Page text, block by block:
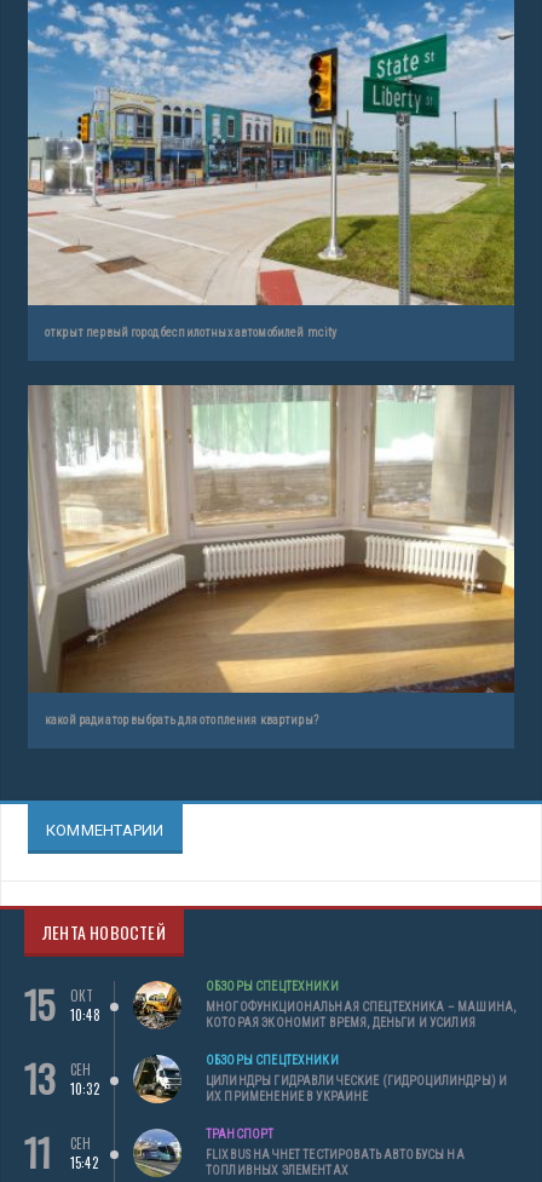
открыт первый город беспилотных автомобилей mcity
какой радиатор выбрать для отопления квартиры?
КОММЕНТАРИИ
ЛЕНТА НОВОСТЕЙ
15
ОКТ
10:48
ОБЗОРЫ СПЕЦТЕХНИКИ
МНОГОФУНКЦИОНАЛЬНАЯ СПЕЦТЕХНИКА – МАШИНА,
КОТОРАЯ ЭКОНОМИТ ВРЕМЯ, ДЕНЬГИ И УСИЛИЯ
13
СЕН
10:32
ОБЗОРЫ СПЕЦТЕХНИКИ
ЦИЛИНДРЫ ГИДРАВЛИЧЕСКИЕ (ГИДРОЦИЛИНДРЫ) И
ИХ ПРИМЕНЕНИЕ В УКРАИНЕ
11
СЕН
15:42
ТРАНСПОРТ
FLIXBUS НАЧНЕТ ТЕСТИРОВАТЬ АВТОБУСЫ НА
ТОПЛИВНЫХ ЭЛЕМЕНТАХ